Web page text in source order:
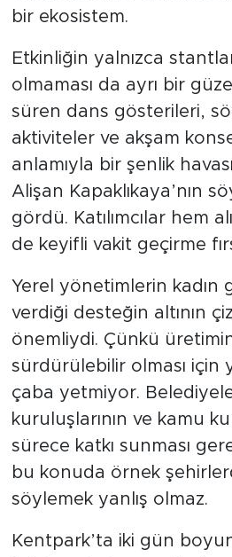
bir ekosistem.
Etkinliğin yalnızca
olmaması da ayrı bir
süren dans gösterileri,
aktiviteler ve akşam
anlamıyla bir şenlik
Alişan Kapaklıkaya’nın
gördü. Katılımcılar hem
de keyifli vakit geçirme
Yerel yönetimlerin kadın
verdiği desteğin altının
önemliydi. Çünkü
sürdürülebilir olması için
çaba yetmiyor.
kuruluşlarının ve kamu
sürece katkı sunması
bu konuda örnek
söylemek yanlış olmaz.
Kentpark’ta iki gün